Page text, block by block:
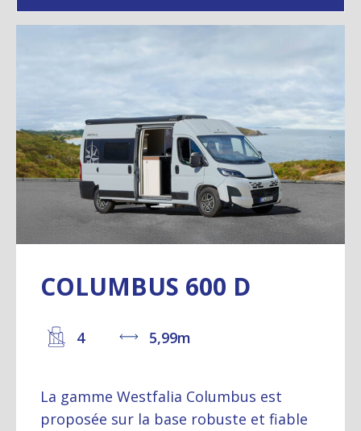
COLUMBUS 600 D
4 5,99m
La gamme Westfalia Columbus est
proposée sur la base robuste et fiable